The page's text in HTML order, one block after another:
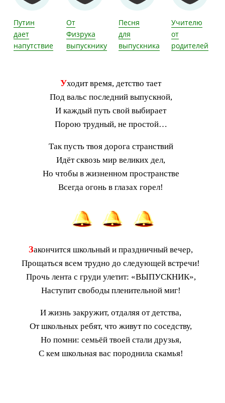
Путин
дает
напутствие
От
Физрука
выпускнику
Песня
для
выпускника
Учителю
от
родителей
Уходит время, детство тает
Под вальс последний выпускной,
И каждый путь свой выбирает
Порою трудный, не простой…
Так пусть твоя дорога странствий
Идёт сквозь мир великих дел,
Но чтобы в жизненном пространстве
Всегда огонь в глазах горел!
Закончится школьный и праздничный вечер,
Прощаться всем трудно до следующей встречи!
Прочь лента с груди улетит: «ВЫПУСКНИК»,
Наступит свободы пленительной миг!
И жизнь закружит, отдаляя от детства,
От школьных ребят, что живут по соседству,
Но помни: семьёй твоей стали друзья,
С кем школьная вас породнила скамья!